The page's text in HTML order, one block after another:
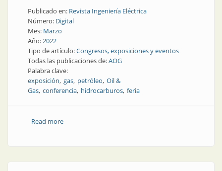
Publicado en: Revista Ingeniería Eléctrica
Número: Digital
Mes: Marzo
Año:2022
Tipo de artículo:Congresos, exposiciones y eventos
Todas las publicaciones de:AOG
Palabra clave:
exposición gas petróleo Oil &
Gas conferencia hidrocarburos feria
Read moreabout Marzo en La Rural: gas y petróleo a la vista